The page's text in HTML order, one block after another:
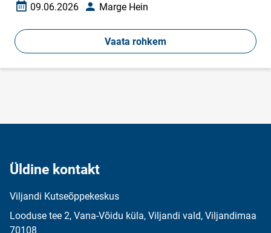
Loomise kuupäev
09.06.2026 AutorMarge Hein
Vaata rohkem
Üldine kontakt
Viljandi Kutseõppekeskus
Looduse tee 2, Vana-Võidu küla, Viljandi vald, Viljandimaa
70108